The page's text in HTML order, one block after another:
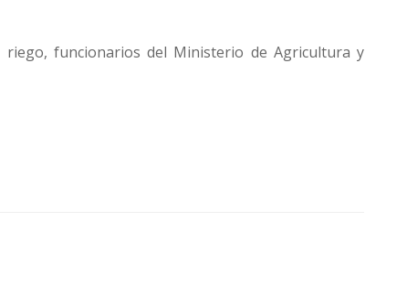
funcionarios del Ministerio de Agricultura y